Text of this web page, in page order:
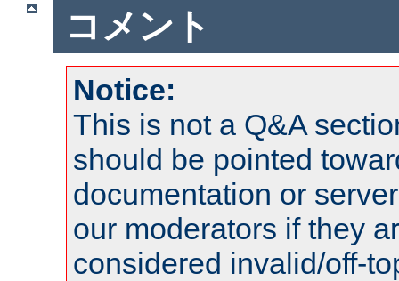
コメント
Notice:
This is not a Q&A
should be pointed
documentation or
our moderators if they
considered invalid/off-